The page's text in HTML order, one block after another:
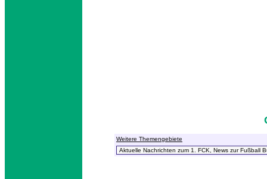
Weitere Themengebiete